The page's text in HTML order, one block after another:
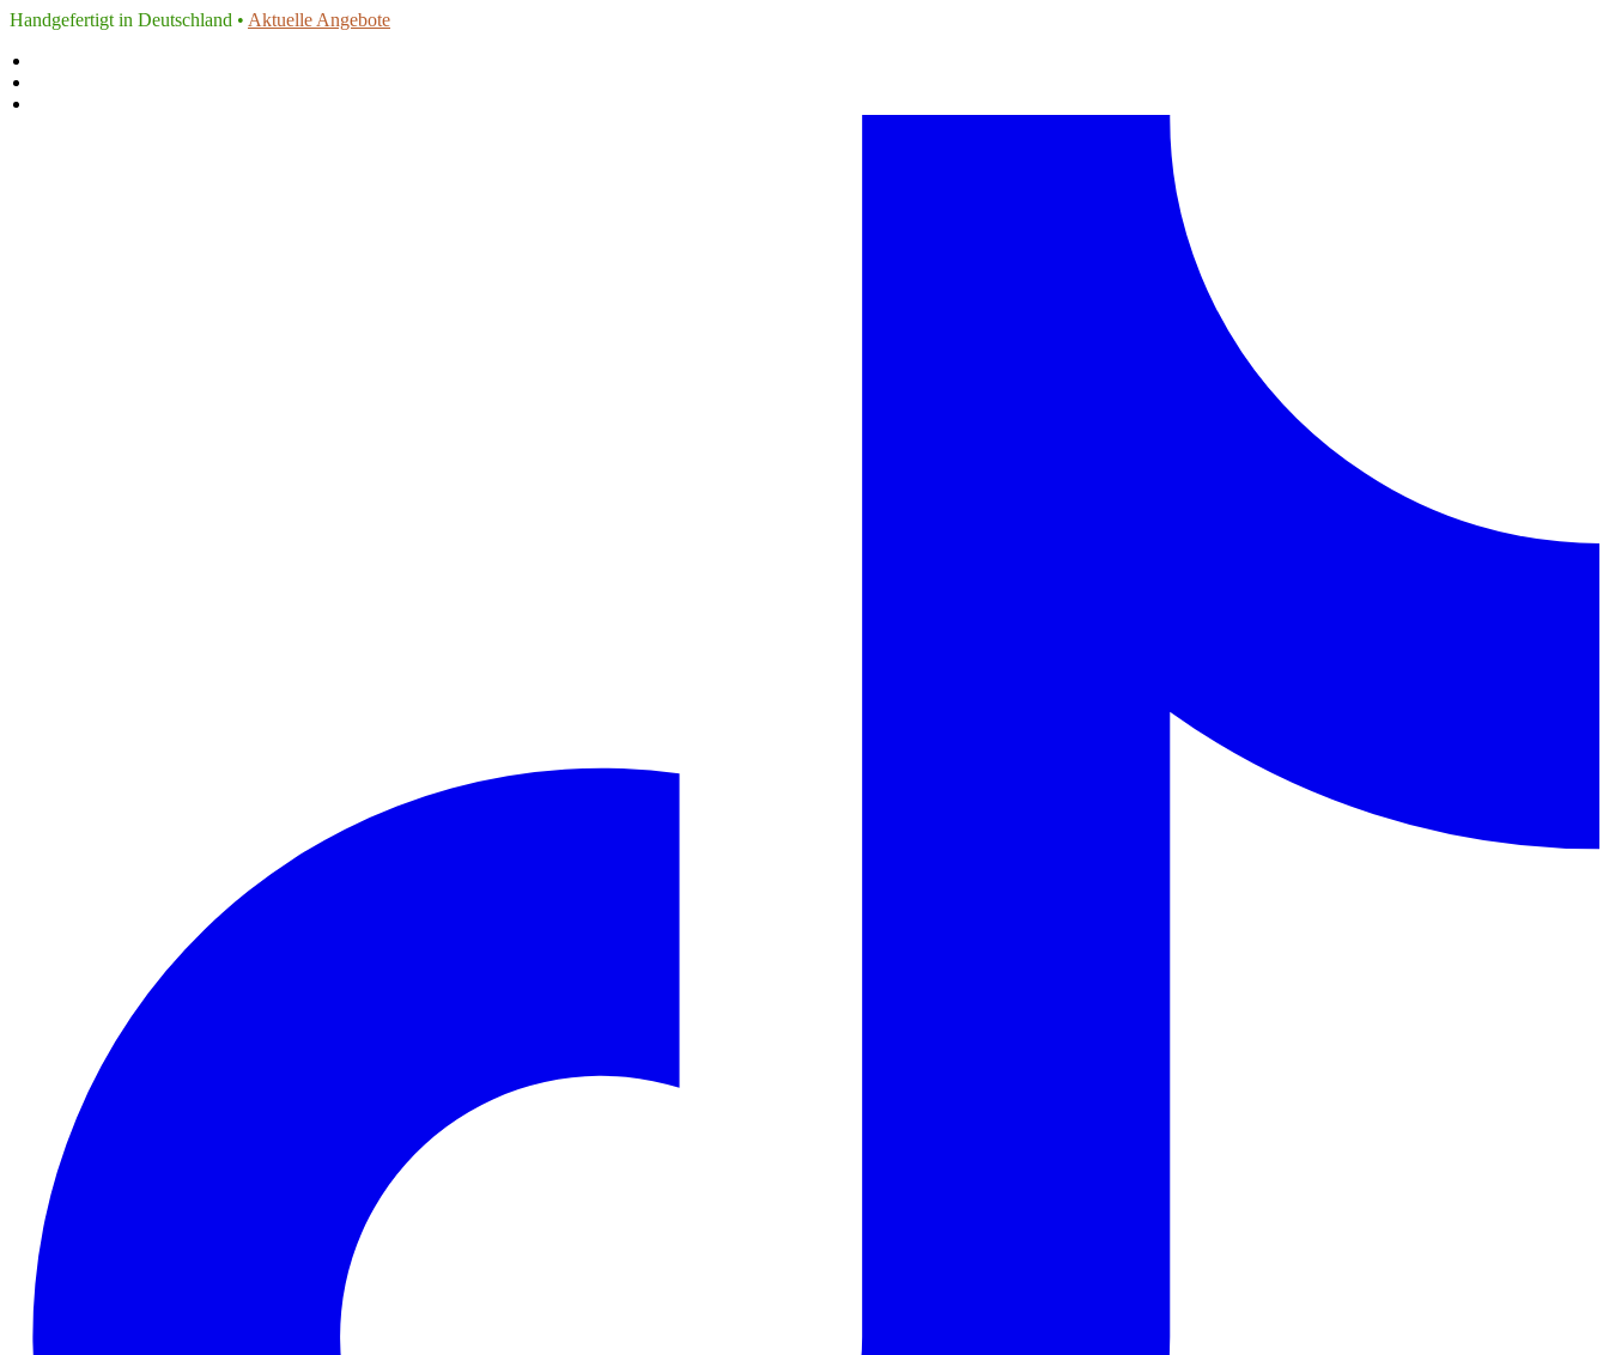
Handgefertigt in Deutschland • Aktuelle Angebote